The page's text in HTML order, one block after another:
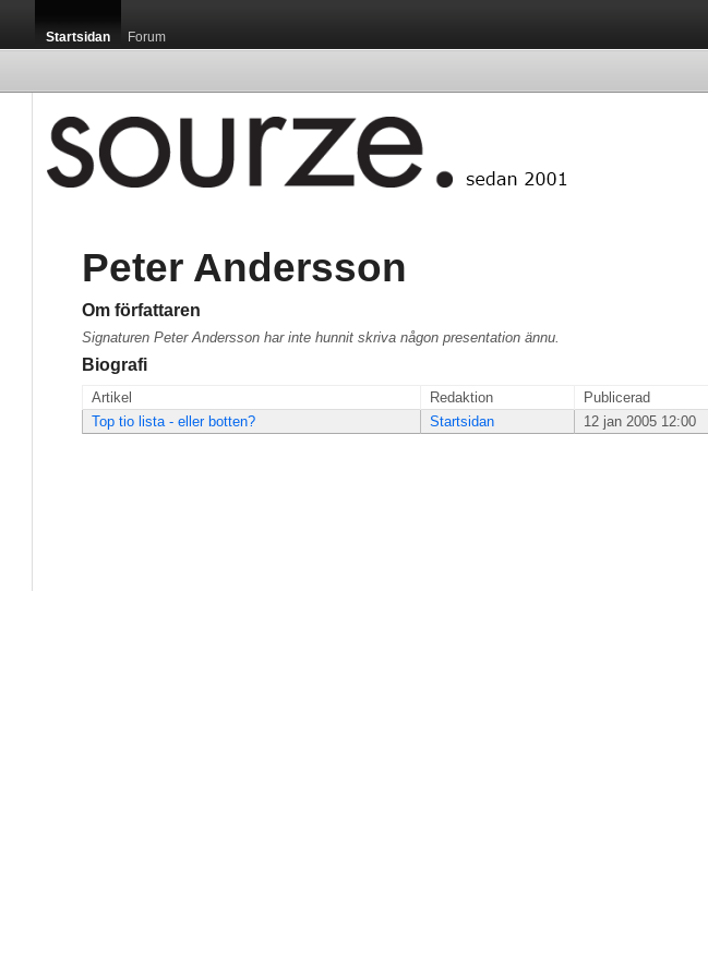
Startsidan Forum
Peter Andersson
Om författaren
Signaturen Peter Andersson har inte hunnit skriva någon presentation ännu.
Biografi
Artikel Redaktion
Publicerad
Top tio lista - eller botten?
Startsidan 12 jan 2005 12:00